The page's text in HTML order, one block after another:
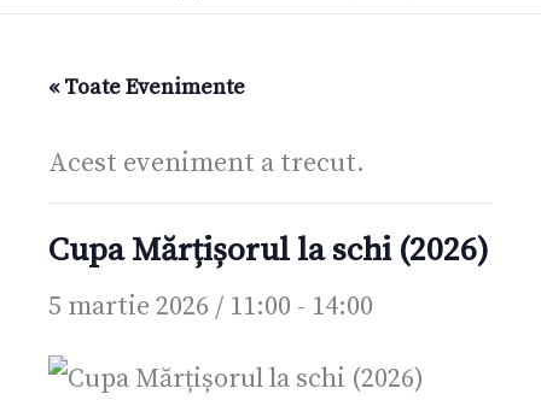
« Toate Evenimente
Acest eveniment a trecut.
Cupa Mărțișorul la schi (2026)
5 martie 2026 / 11:00 - 14:00